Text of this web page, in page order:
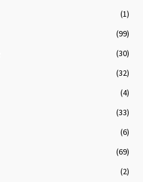
(1)
(99)
(30)
(32)
(4)
(33)
(6)
(69)
(2)